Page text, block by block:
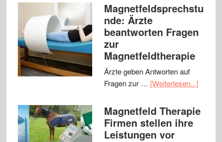
Magnetfeldsprechstu
nde: Ärzte
beantworten Fragen
zur
Magnetfeldtherapie
Ärzte geben Antworten auf
Fragen zur … [Weiterlesen...]
Magnetfeld Therapie
Firmen stellen ihre
Leistungen vor